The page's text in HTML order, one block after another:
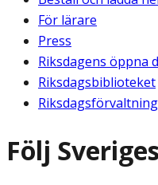
För lärare
Press
Riksdagens öppna
Riksdagsbiblioteket
Följ